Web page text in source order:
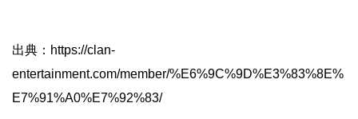
出典：https://clan-
entertainment.com/member/%E6%9C%9D%E3%83%8E%
E7%91%A0%E7%92%83/